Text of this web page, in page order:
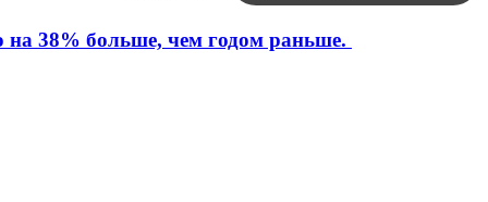
на 38% больше, чем годом раньше.